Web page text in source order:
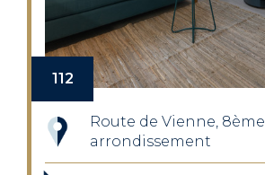
112
Route de Vienne, 8ème
arrondissement